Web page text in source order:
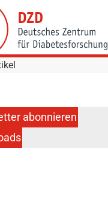
abonnieren